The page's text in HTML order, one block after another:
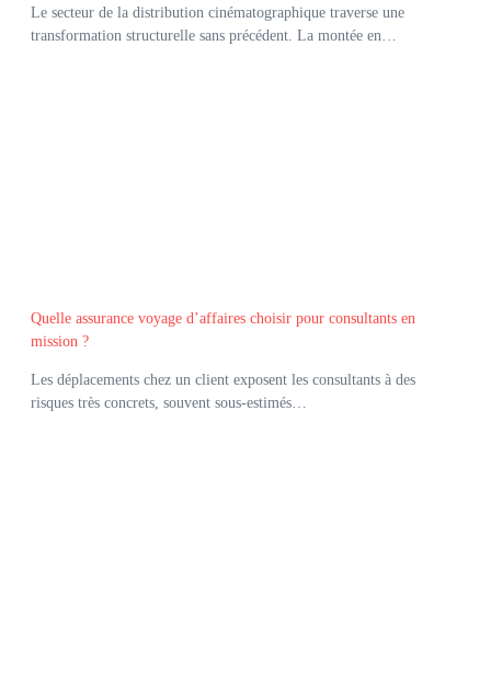
Le secteur de la distribution cinématographique traverse une
transformation structurelle sans précédent. La montée en…
Quelle assurance voyage d’affaires choisir pour consultants en
mission ?
Les déplacements chez un client exposent les consultants à des
risques très concrets, souvent sous-estimés…